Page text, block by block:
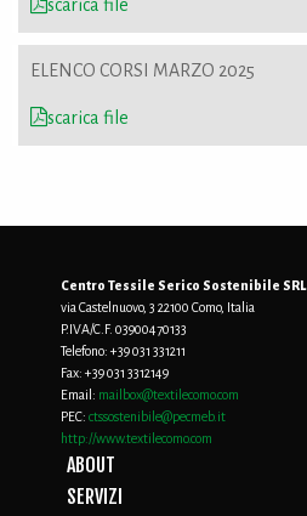
scarica file
ELENCO CORSI MARZO 2025
scarica file
Centro Tessile Serico Sostenibile SRL
via Castelnuovo, 3 22100 Como, Italia
P.IVA/C.F. 03900470133
Telefono: +39 031 331211
Fax: +39 031 3312149
Email: mailbox@textilecomo.com
PEC: ctssostenibile@pecmeb.it
http://www.textilecomo.com
ABOUT
SERVIZI